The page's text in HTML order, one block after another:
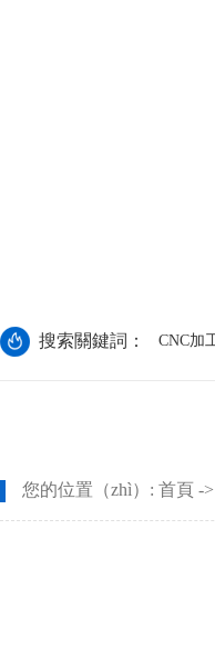
搜索關鍵詞： CNC加
您的位置（zhì）: 首頁 ->